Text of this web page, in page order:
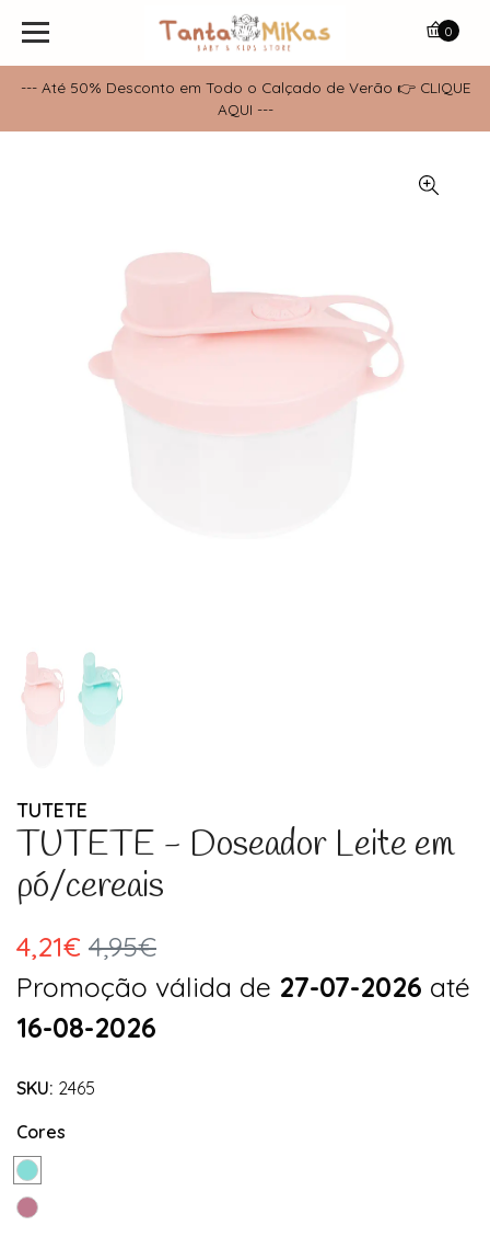
--- Até 50% Desconto em Todo o Calçado de Verão 👉 CLIQUE
AQUI ---
0
TUTETE
TUTETE - Doseador Leite em
pó/cereais
4,21€ 4,95€
Promoção válida de 27-07-2026 até
16-08-2026
SKU: 2465
Cores